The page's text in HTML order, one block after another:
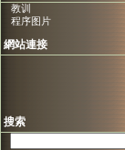
教训
程序图片
網站連接
搜索